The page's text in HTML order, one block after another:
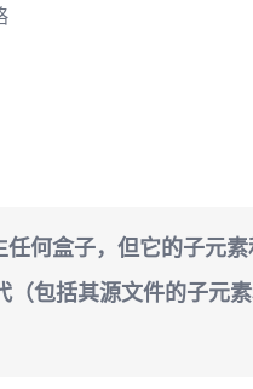
何盒子，但它的子元
包括其源文件的子元